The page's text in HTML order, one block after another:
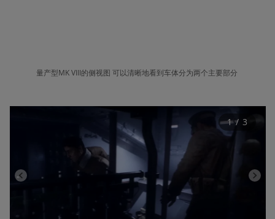
量产型MK VIII的侧视图 可以清晰地看到车体分为两个主要部分
1 / 3